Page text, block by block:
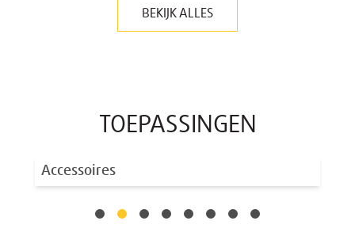
BEKIJK ALLES
TOEPASSINGEN
Accessoires